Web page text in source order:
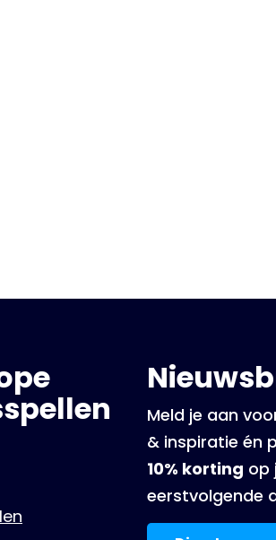
Meld je aan
& inspiratie én
10% korting op
eerstvolgende